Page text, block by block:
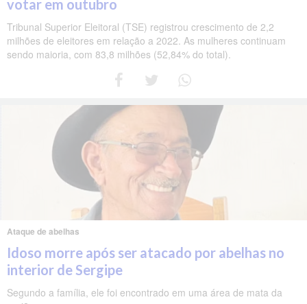
votar em outubro
Tribunal Superior Eleitoral (TSE) registrou crescimento de 2,2
milhões de eleitores em relação a 2022. As mulheres continuam
sendo maioria, com 83,8 milhões (52,84% do total).
Ataque de abelhas
Idoso morre após ser atacado por abelhas no
interior de Sergipe
Segundo a família, ele foi encontrado em uma área de mata da